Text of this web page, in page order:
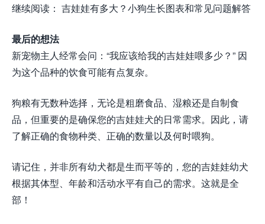
继续阅读： 吉娃娃有多大？小狗生长图表和常见问题解答
最后的想法
新宠物主人经常会问：“我应该给我的吉娃娃喂多少？” 因
为这个品种的饮食可能有点复杂。
狗粮有无数种选择，无论是粗磨食品、湿粮还是自制食
品，但重要的是确保您的吉娃娃犬的日常需求。因此，请
了解正确的食物种类、正确的数量以及何时喂狗。
请记住，并非所有幼犬都是生而平等的，您的吉娃娃幼犬
根据其体型、年龄和活动水平有自己的需求。这就是全
部！